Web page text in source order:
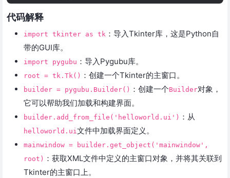
代码解释
import tkinter as tk ：导入Tkinter库，这是Python自
带的GUI库。
import pygubu ：导入Pygubu库。
root = tk.Tk() ：创建一个Tkinter的主窗口。
builder = pygubu.Builder() ：创建一个Builder对象，
它可以帮助我们加载和构建界面。
builder.add_from_file('helloworld.ui') ：从
helloworld.ui文件中加载界面定义。
mainwindow = builder.get_object('mainwindow',
root) ：获取XML文件中定义的主窗口对象，并将其关联到
Tkinter的主窗口上。